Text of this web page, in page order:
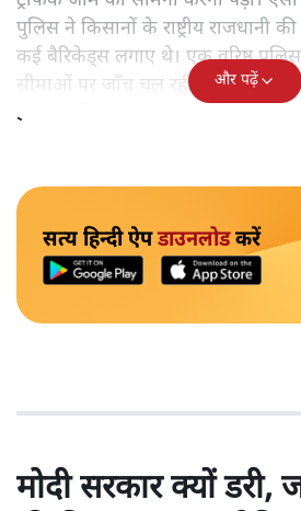
पुलिस ने किसानों के राष्ट्रीय राजधानी
कई बैरिकेड्स लगाए थे। एक वरिष्ठ
सीमाओं पर जाँच चल रही है और
इस्तेमाल किया जा रहा है।
और पढ़ें
सत्य हिन्दी ऐपडाउनलोडकरें
मोदी सरकार क्यों